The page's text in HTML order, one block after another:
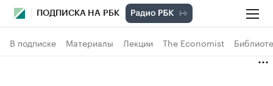
ПОДПИСКА НА РБК
В подписке Материалы Лекции The Economist